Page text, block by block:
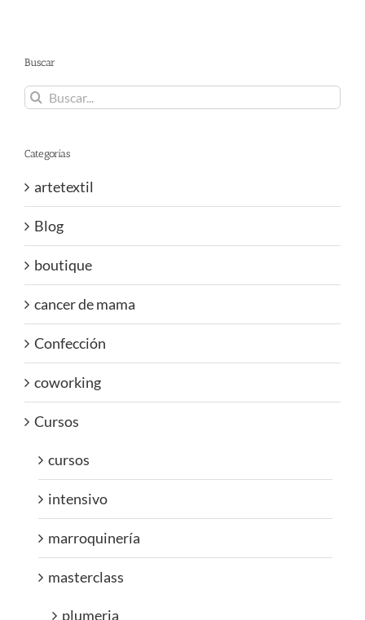
Buscar
Buscar:
Categorías
artetextil
Blog
boutique
cancer de mama
Confección
coworking
Cursos
cursos
intensivo
marroquinería
masterclass
plumeria